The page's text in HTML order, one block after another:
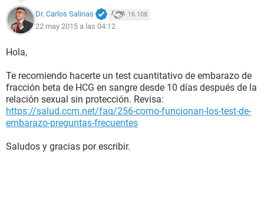
Dr. Carlos Salinas 16.108
22 may 2015 a las 04:12
Hola,
Te recomiendo hacerte un test cuantitativo de embarazo de
fracción beta de HCG en sangre desde 10 días después de la
relación sexual sin protección. Revisa:
https://salud.ccm.net/faq/256-como-funcionan-los-test-de-
embarazo-preguntas-frecuentes
Saludos y gracias por escribir.